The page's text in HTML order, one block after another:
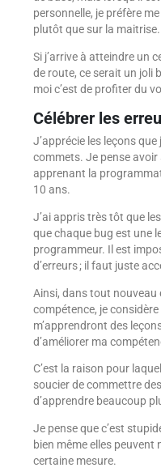
personnelle, je préfère
plutôt que sur la maitrise.
Si j’arrive à atteindre un
de route, ce serait un joli
moi c’est de profiter du
Célébrer les
J’apprécie les leçons
commets. Je pense
apprenant la
10 ans.
J’ai appris très tôt que
que chaque bug est une
programmeur. Il est
d’erreurs ; il faut juste
Ainsi, dans tout nouveau
compétence, je
m’apprendront des
d’améliorer ma
C’est la raison pour
soucier de commettre
d’apprendre beaucoup
Je pense que c’est
bien même elles
certaine mesure.